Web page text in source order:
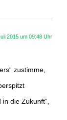
2015 um 09:48 Uhr
zustimme,
die Zukunft“,